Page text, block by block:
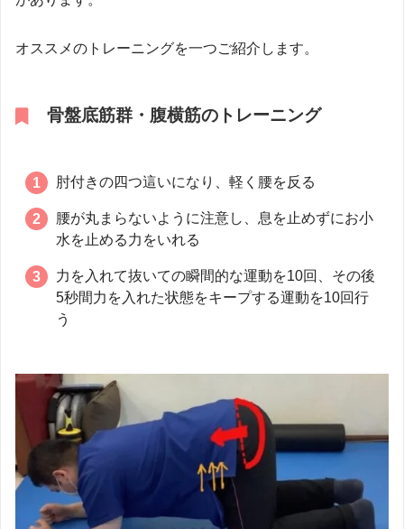
オススメのトレーニングを一つご紹介します。
骨盤底筋群・腹横筋のトレーニング
肘付きの四つ這いになり、軽く腰を反る
腰が丸まらないように注意し、息を止めずにお小
水を止める力をいれる
力を入れて抜いての瞬間的な運動を10回、その後
5秒間力を入れた状態をキープする運動を10回行
う